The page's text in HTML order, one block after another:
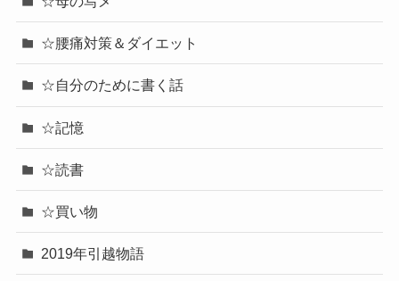
☆腰痛対策＆ダイエット
☆自分のために書く話
☆記憶
☆読書
☆買い物
2019年引越物語